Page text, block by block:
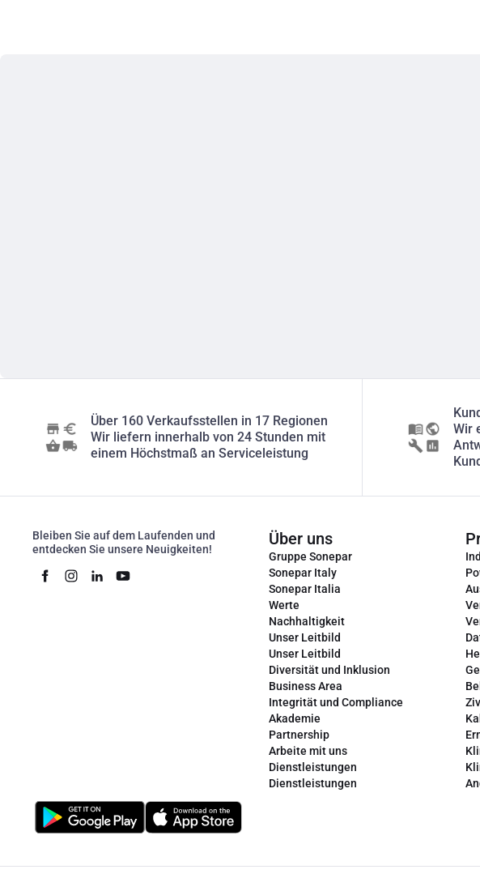
Über 160 Verkaufsstellen in 17 Regionen
Wir liefern innerhalb von 24 Stunden mit
einem Höchstmaß an Serviceleistung
Wir
Bleiben Sie auf dem Laufenden und
entdecken Sie unsere Neuigkeiten!
Über uns
Gruppe Sonepar
Sonepar Italy
Sonepar Italia
Werte
Nachhaltigkeit
Unser Leitbild
Unser Leitbild
Diversität und Inklusion
Business Area
Integrität und Compliance
Akademie
Partnership
Arbeite mit uns
Dienstleistungen
Dienstleistungen